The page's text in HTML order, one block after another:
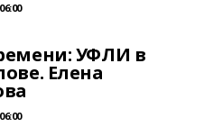
УФЛИ в
Елена